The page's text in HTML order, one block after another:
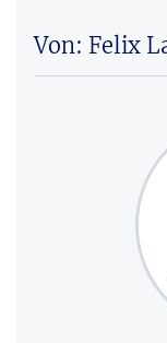
Von: Felix